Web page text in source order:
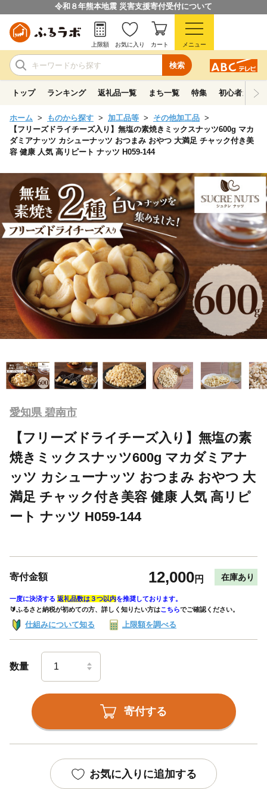
令和８年熊本地震 災害支援寄付受付について
検索
上限額 お気に入り カート メニュー
トップ ランキング 返礼品一覧 まち一覧 特集 初心者ガイド
ホーム ものから探す 加工品等
その他加工品
【フリーズドライチーズ入り】無塩の素焼きミックスナッツ600g マカ
ダミアナッツ カシューナッツ おつまみ おやつ 大満足 チャック付き美
容 健康 人気 高リピート ナッツ H059-144
愛知県 碧南市
【フリーズドライチーズ入り】無塩の素
焼きミックスナッツ600g マカダミアナ
ッツ カシューナッツ おつまみ おやつ 大
満足 チャック付き美容 健康 人気 高リピ
ート ナッツ H059-144
寄付金額 12,000円 在庫あり
一度に決済する 返礼品数は３つ以内を推奨しております。
🔰ふるさと納税が初めての方、詳しく知りたい方はこちらでご確認ください。
仕組みについて知る 上限額を調べる
数量
寄付する
お気に入りに追加する